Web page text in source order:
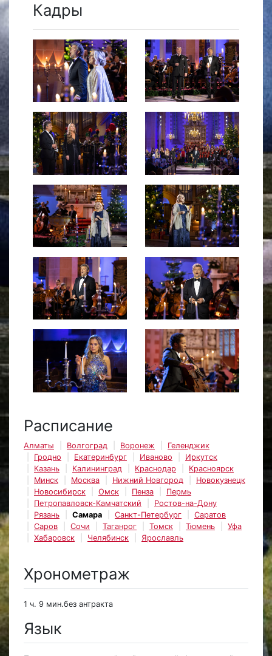
Кадры
Расписание
Алматы Волгоград Воронеж
Геленджик
Гродно
Екатеринбург Иваново
Иркутск
Казань
Калининград Краснодар
Красноярск
Минск
Москва Нижний Новгород
Новокузнецк
Новосибирск
Омск Пенза
Пермь
Петропавловск-Камчатский
Ростов-на-Дону
Рязань
Самара Санкт-Петербург
Саратов
Саров
Сочи Таганрог Томск Тюмень
Уфа
Хабаровск
Челябинск Ярославль
Хронометраж
1 ч. 9 мин.без антракта
Язык